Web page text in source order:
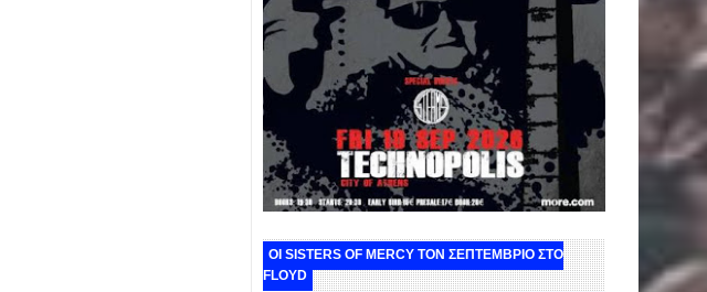
ΟΙ SISTERS OF MERCY ΤΟΝ ΣΕΠΤΕΜΒΡΙΟ ΣΤΟ
FLOYD